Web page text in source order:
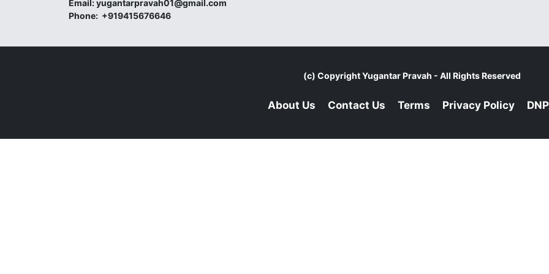
Email:yugantarpravah01@gmail.com
Phone: +919415676646
(c) CopyrightYugantar Pravah - All Rights Reserved
About Us Contact Us Terms Privacy Policy